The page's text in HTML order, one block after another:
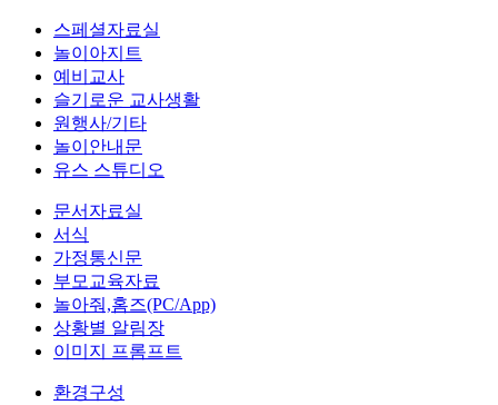
스페셜자료실
놀이아지트
예비교사
슬기로운 교사생활
원행사/기타
놀이안내문
유스 스튜디오
문서자료실
서식
가정통신문
부모교육자료
놀아줘,홈즈(PC/App)
상황별 알림장
이미지 프롬프트
환경구성